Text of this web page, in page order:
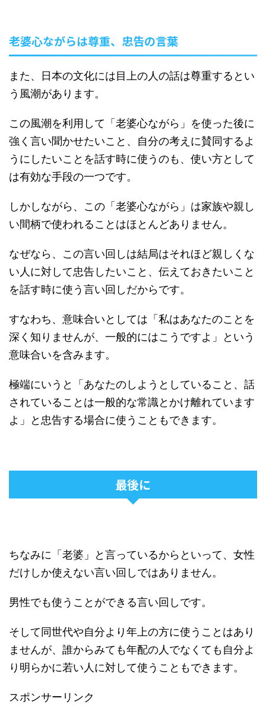
老婆心ながらは尊重、忠告の言葉
また、日本の文化には目上の人の話は尊重するとい
う風潮があります。
この風潮を利用して「老婆心ながら」を使った後に
強く言い聞かせたいこと、自分の考えに賛同するよ
うにしたいことを話す時に使うのも、使い方として
は有効な手段の一つです。
しかしながら、この「老婆心ながら」は家族や親し
い間柄で使われることはほとんどありません。
なぜなら、この言い回しは結局はそれほど親しくな
い人に対して忠告したいこと、伝えておきたいこと
を話す時に使う言い回しだからです。
すなわち、意味合いとしては「私はあなたのことを
深く知りませんが、一般的にはこうですよ」という
意味合いを含みます。
極端にいうと「あなたのしようとしていること、話
されていることは一般的な常識とかけ離れています
よ」と忠告する場合に使うこともできます。
最後に
ちなみに「老婆」と言っているからといって、女性
だけしか使えない言い回しではありません。
男性でも使うことができる言い回しです。
そして同世代や自分より年上の方に使うことはあり
ませんが、誰からみても年配の人でなくても自分よ
り明らかに若い人に対して使うこともできます。
スポンサーリンク